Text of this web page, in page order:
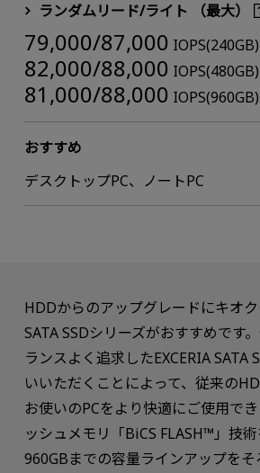
ランダムリード/ライト （最大）
79,000/87,000 IOPS(240GB)
82,000/88,000 IOPS(480GB)
81,000/88,000 IOPS(960GB)
おすすめ
デスクトップPC、ノートPC
HDDからのアップグレードにキオク
SATA SSDシリーズがおすすめです
ランスよく追求したEXCERIA SATA
いいただくことによって、従来の
お使いのPCをより快適にご使用で
ッシュメモリ「BiCS FLASH™」技
960GBまでの容量ラインアップをそ